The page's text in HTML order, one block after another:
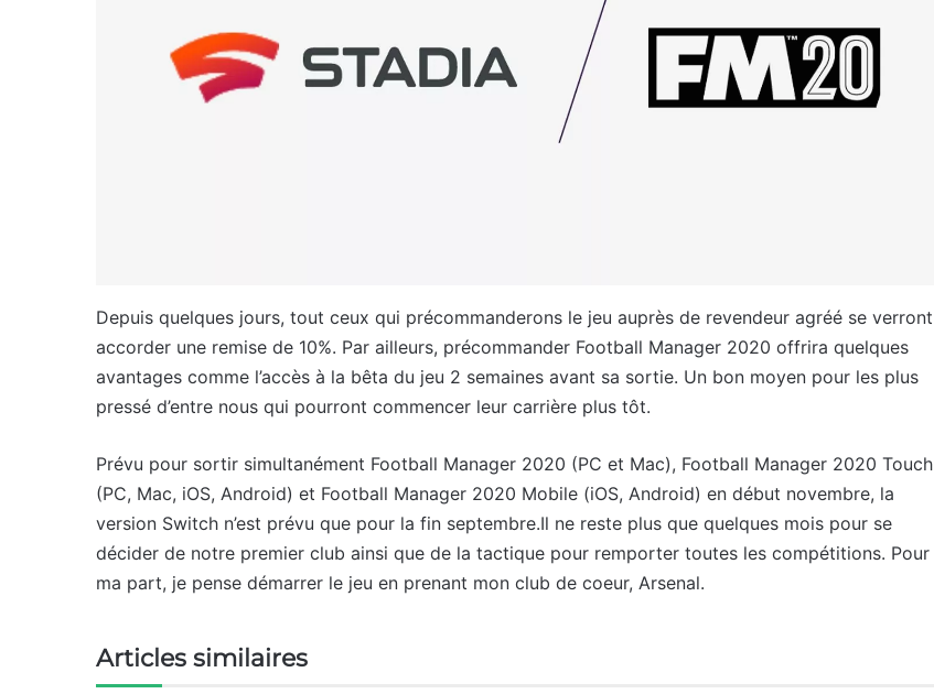
Depuis quelques jours, tout ceux qui précommanderons le jeu auprès de revendeur agréé se verront
accorder une remise de 10%. Par ailleurs, précommander Football Manager 2020 offrira quelques
avantages comme l’accès à la bêta du jeu 2 semaines avant sa sortie. Un bon moyen pour les plus
pressé d’entre nous qui pourront commencer leur carrière plus tôt.
Prévu pour sortir simultanément Football Manager 2020 (PC et Mac), Football Manager 2020 Touch
(PC, Mac, iOS, Android) et Football Manager 2020 Mobile (iOS, Android) en début novembre, la
version Switch n’est prévu que pour la fin septembre.Il ne reste plus que quelques mois pour se
décider de notre premier club ainsi que de la tactique pour remporter toutes les compétitions. Pour
ma part, je pense démarrer le jeu en prenant mon club de coeur, Arsenal.
Articles similaires